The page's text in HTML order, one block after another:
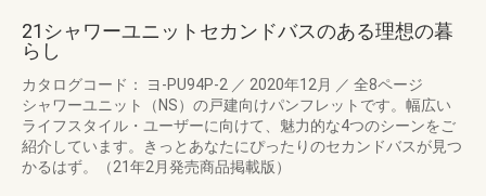
21シャワーユニットセカンドバスのある理想の暮
らし
カタログコード： ヨ-PU94P-2 ／ 2020年12月 ／ 全8ページ
シャワーユニット（NS）の戸建向けパンフレットです。幅広い
ライフスタイル・ユーザーに向けて、魅力的な4つのシーンをご
紹介しています。きっとあなたにぴったりのセカンドバスが見つ
かるはず。（21年2月発売商品掲載版）